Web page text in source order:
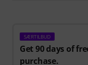
SÆRTILBUD
Get 90 days of
purchase.